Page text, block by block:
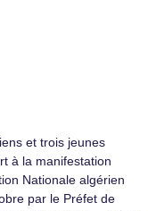
et trois jeunes
à la manifestation
Nationale algérien
par le Préfet de